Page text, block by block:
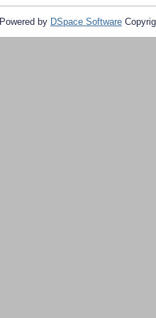
Powered by DSpace Software